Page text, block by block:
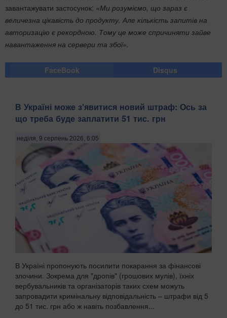
завантажувати застосунок: «Ми розуміємо, що зараз є
величезна цікавість до продукту. Але кількість запитів на
авторизацію є рекордною. Тому це може спричиняти зайве
навантаження на сервери та збої».
FaceBook Disqus
В Україні може з'явитися новий штраф: Ось за
що треба буде заплатити 51 тис. грн
неділя, 9 серпень 2026, 6:05
В Україні пропонують посилити покарання за фінансові
злочини. Зокрема для "дропів" (грошових мулів), їхніх
вербувальників та організаторів таких схем можуть
запровадити кримінальну відповідальність – штрафи від 5
до 51 тис. грн або ж навіть позбавлення...